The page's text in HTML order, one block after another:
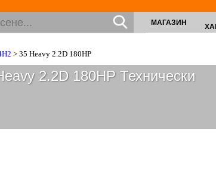
МАГАЗИН
> 35 Heavy 2.2D 180HP
2.2D 180HP Технически